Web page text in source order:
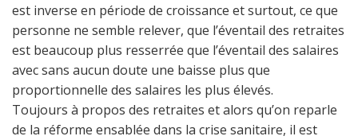
est inverse en période de croissance et surtout, ce que
personne ne semble relever, que l’éventail des retraites
est beaucoup plus resserrée que l’éventail des salaires
avec sans aucun doute une baisse plus que
proportionnelle des salaires les plus élevés.
Toujours à propos des retraites et alors qu’on reparle
de la réforme ensablée dans la crise sanitaire, il est